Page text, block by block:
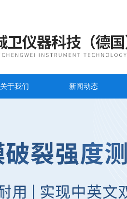
关于我们 新闻动态